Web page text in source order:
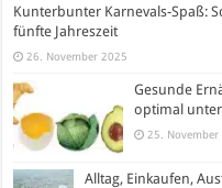
Kunterbunter Karnevals-Spaß:
fünfte Jahreszeit
26. November 2025
Gesunde
optimal
25. November
Alltag, Einkaufen,